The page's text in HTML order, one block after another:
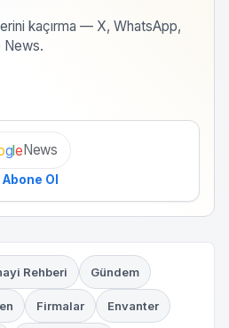
kaçırma — X, WhatsApp,
News.
gleNews
Abone Ol
Rehberi Gündem
Firmalar Envanter